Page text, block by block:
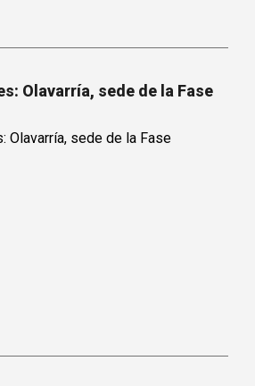
Olavarría, sede de la Fase